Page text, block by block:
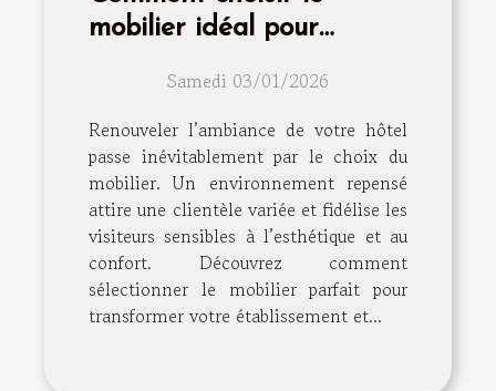
mobilier idéal pour
votre hôtel ?
Samedi 03/01/2026
Renouveler l’ambiance de votre hôtel
passe inévitablement par le choix du
mobilier. Un environnement repensé
attire une clientèle variée et fidélise les
visiteurs sensibles à l’esthétique et au
confort. Découvrez comment
sélectionner le mobilier parfait pour
transformer votre établissement et...